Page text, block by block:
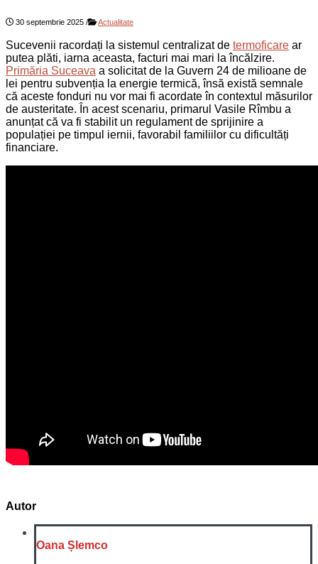
30 septembrie 2025 / Actualitate
Sucevenii racordați la sistemul centralizat de termoficare ar
putea plăti, iarna aceasta, facturi mai mari la încălzire.
Primăria Suceava a solicitat de la Guvern 24 de milioane de
lei pentru subvenția la energie termică, însă există semnale
că aceste fonduri nu vor mai fi acordate în contextul măsurilor
de austeritate. În acest scenariu, primarul Vasile Rîmbu a
anunțat că va fi stabilit un regulament de sprijinire a
populației pe timpul iernii, favorabil familiilor cu dificultăți
financiare.
Autor
Oana Șlemco